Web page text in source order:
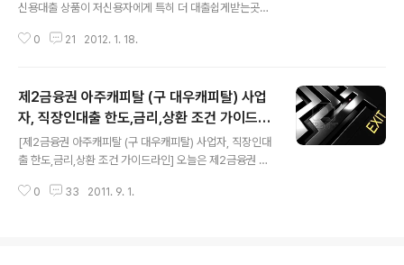
신용대출 상품이 저신용자에게 특히 더 대출쉽게받는곳으
지.. 추천 가이드라인 정보를 통해 확인해 보죠!] 작년 하반
지요.. ㅋㅋ 원래 pf 그거 들고 다니는 애들 보면.. 제도권
빽 아네마네 떠들면서...나까마 브로커들만 판치지.. 제대로
된 사업거리 들고다니는 인간들 본적이 아직은 많지 않았
습니다만.. 무하간 인맥 어쩌구..돈 빼봐야.. 결론은 안봐도
비디오 되는 터에... 애꿎은 서민들 피같은 돈들만 부실채권
으로 공중분해 되는 모양새가..참 거시기 했었지요.. 무하
0 21 2012. 1. 18.
제2금융권 아주캐피탈 (구 대우캐피탈) 사업
자, 직장인대출 한도,금리,상환 조건 가이드라
인
[제2금융권 아주캐피탈 (구 대우캐피탈) 사업자, 직장인대
출 한도,금리,상환 조건 가이드라인] 오늘은 제2금융권 제
가이드라인을 정리해 봤습니다~! 아주캐피탈은.. 2년전까
0 33 2011. 9. 1.